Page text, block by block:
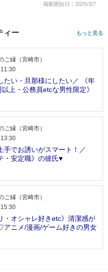
掲載開始日：2025/3/7
ィー もっと見る
ご縁（宮崎市）
たい・旦那様にしたい／ 《年
上・公務員etcな男性限定》
ご縁（宮崎市）
手でお誘いがスマート！／
・安定職》の彼氏♥
ご縁（宮崎市）
・オシャレ好きetc》清潔感が
アニメ/漫画/ゲーム好きの男女